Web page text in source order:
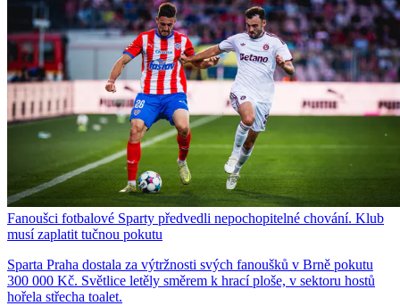
Fanoušci fotbalové Sparty předvedli nepochopitelné chování. Klub
musí zaplatit tučnou pokutu
Sparta Praha dostala za výtržnosti svých fanoušků v Brně pokutu
300 000 Kč. Světlice letěly směrem k hrací ploše, v sektoru hostů
hořela střecha toalet.